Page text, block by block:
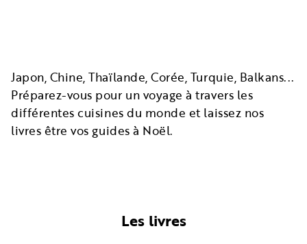
Japon, Chine, Thaïlande, Corée, Turquie, Balkans...
Préparez-vous pour un voyage à travers les
différentes cuisines du monde et laissez nos
livres être vos guides à Noël.
Les livres